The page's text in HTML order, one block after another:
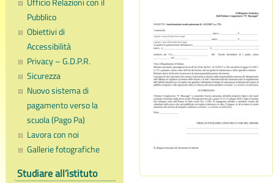
Pubblico
Obiettivi di
Accessibilità
Privacy – G.D.P.R.
Sicurezza
Nuovo sistema di
pagamento verso la
scuola (Pago Pa)
Lavora con noi
Gallerie fotografiche
Studiare all’istituto